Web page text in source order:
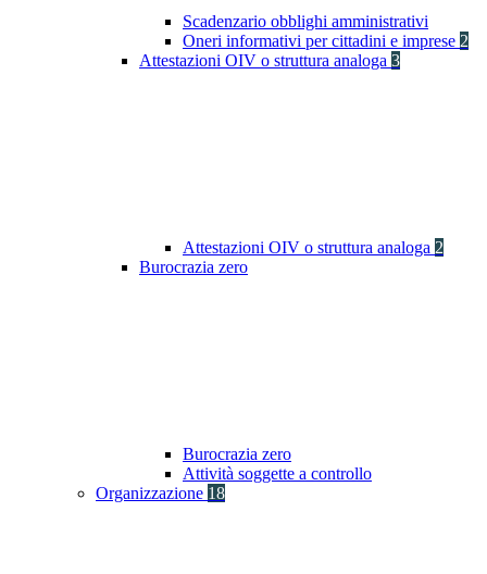
Scadenzario obblighi amministrativi
Oneri informativi per cittadini e imprese 2
Attestazioni OIV o struttura analoga 3
Attestazioni OIV o struttura analoga 2
Burocrazia zero
Burocrazia zero
Attività soggette a controllo
Organizzazione 18